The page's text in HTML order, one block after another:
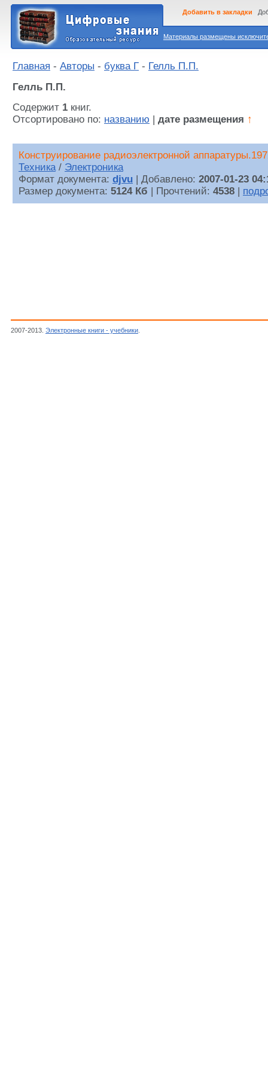
Материалы размещены
Добавить в закладки
Главная - Авторы - буква Г - Гелль П.П.
Гелль П.П.
Содержит 1 книг.
Отсортировано по: названию дате размещения ↑
Конструирование радиоэлектронной
Техника/ Электроника
Формат документа: djvu | Добавлено: 2007-01-23
Размер документа: 5124 Кб | Прочтений: 4538
2007-2013. Электронные книги - учебники